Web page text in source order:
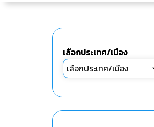
เลือกประเทศ/เมือง